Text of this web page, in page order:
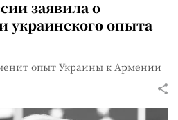
заявила о
украинского опыта
опыт Украины к Армении